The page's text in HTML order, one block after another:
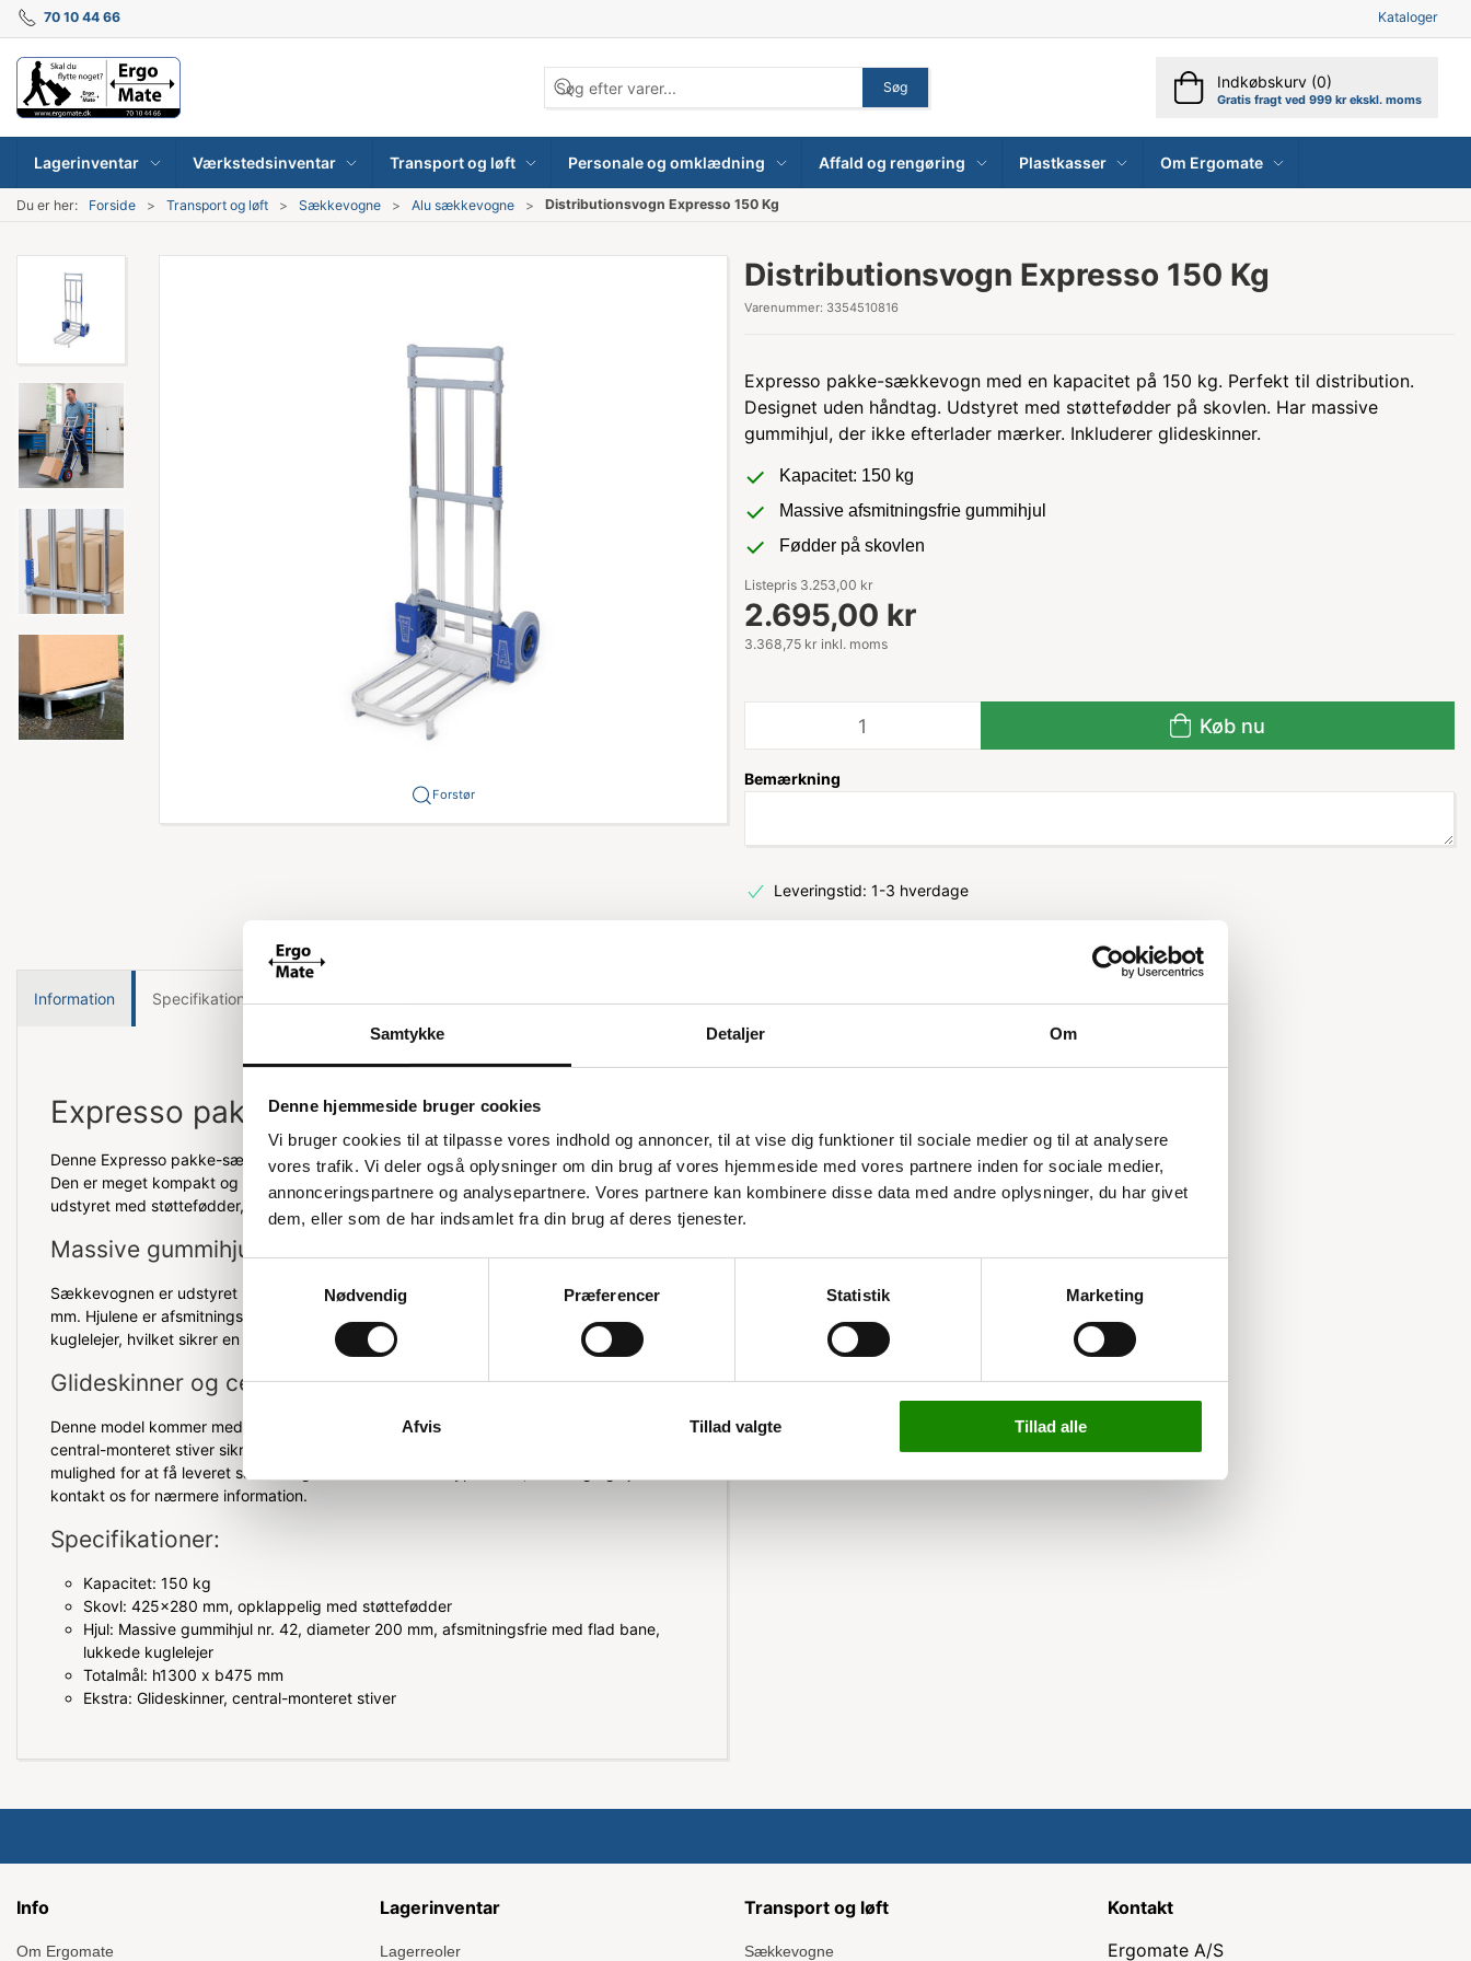
Samtykke Detaljer Om
Denne hjemmeside bruger cookies
Vi bruger cookies til at tilpasse vores indhold og annoncer, til at vise dig funktioner til sociale medier og til at analysere
vores trafik. Vi deler også oplysninger om din brug af vores hjemmeside med vores partnere inden for sociale medier,
annonceringspartnere og analysepartnere. Vores partnere kan kombinere disse data med andre oplysninger, du har givet
dem, eller som de har indsamlet fra din brug af deres tjenester.
Nødvendig
Præferencer Statistik Marketing
Afvis Tillad valgte Tillad alle
70 10 44 66 Kataloger
Søg Indkøbskurv (0)
Gratis fragt ved 999 kr ekskl. moms
Lagerinventar Værkstedsinventar Transport og løft Personale og omklædning Affald og rengøring Plastkasser Om Ergomate
Du er her: Forside Transport og løft Sækkevogne Alu sækkevogne Distributionsvogn Expresso 150 Kg
Forstør
Distributionsvogn Expresso 150 Kg
Varenummer: 3354510816
Expresso pakke-sækkevogn med en kapacitet på 150 kg. Perfekt til distribution.
Designet uden håndtag. Udstyret med støttefødder på skovlen. Har massive
gummihjul, der ikke efterlader mærker. Inkluderer glideskinner.
Kapacitet: 150 kg
Massive afsmitningsfrie gummihjul
Fødder på skovlen
Listepris 3.253,00 kr
2.695,00 kr
3.368,75 kr inkl. moms
Køb nu
Bemærkning
Leveringstid: 1-3 hverdage
Information Specifikationer
Expresso pakke-sækkevogn
Denne Expresso pakke-sækkevogn har en kapacitet på 150 kg og er ideel til distribution.
Den er meget kompakt og har en opklappelig skovl, der måler 425x280 mm. Skovlen er
udstyret med støttefødder, så pakkerne ikke placeres på et vådt eller snavset underlag.
Massive gummihjul
Sækkevognen er udstyret med massive gummihjul nr. 42, som har en diameter på 200
mm. Hjulene er afsmitningsfrie og har en flad bane. De er også udstyret med lukkede
kuglelejer, hvilket sikrer en jævn og stabil kørsel.
Glideskinner og central stiver
Denne model kommer med glideskinner og har totalmålene h1300 x b475 mm. En
central-monteret stiver sikrer, at mindre pakker ikke falder igennem stellet. Der er
mulighed for at få leveret sækkevognen med en anden type skovl, håndtag og hjul -
kontakt os for nærmere information.
Specifikationer:
Kapacitet: 150 kg
Skovl: 425x280 mm, opklappelig med støttefødder
Hjul: Massive gummihjul nr. 42, diameter 200 mm, afsmitningsfrie med flad bane,
lukkede kuglelejer
Totalmål: h1300 x b475 mm
Ekstra: Glideskinner, central-monteret stiver
Info
Om Ergomate
Lagerinventar
Lagerreoler
Transport og løft
Sækkevogne
Kontakt
Ergomate A/S